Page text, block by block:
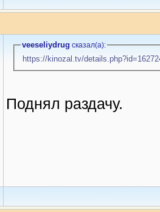
veeseliydrug сказал(a):
https://kinozal.tv/
Поднял раздачу.